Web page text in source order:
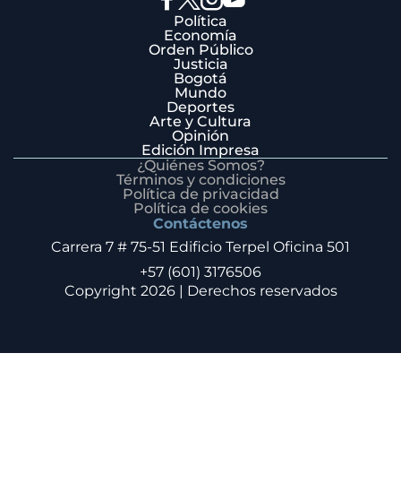
Política
Economía
Orden Público
Justicia
Bogotá
Mundo
Deportes
Arte y Cultura
Opinión
Edición Impresa
¿Quiénes Somos?
Términos y condiciones
Política de privacidad
Política de cookies
Contáctenos
Carrera 7 # 75-51 Edificio Terpel Oficina 501
+57 (601) 3176506
Copyright 2026 | Derechos reservados